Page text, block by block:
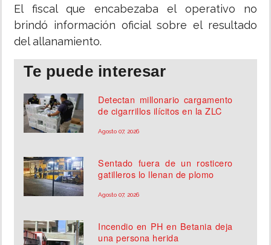
El fiscal que encabezaba el operativo no
brindó información oficial sobre el resultado
del allanamiento.
Te puede interesar
Detectan millonario cargamento
de cigarrillos ilícitos en la ZLC
Agosto 07, 2026
Sentado fuera de un rosticero
gatilleros lo llenan de plomo
Agosto 07, 2026
Incendio en PH en Betania deja
una persona herida